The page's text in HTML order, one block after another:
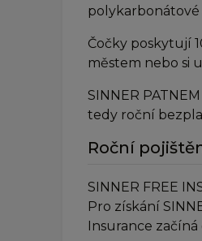
Čočky poskytují
městem nebo si
SINNER
tedy roční
Roční
SINNER FREE
Pro získání
Insurance